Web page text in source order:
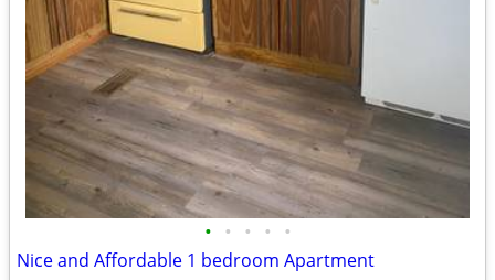
• • • • •
Nice and Affordable 1 bedroom Apartment